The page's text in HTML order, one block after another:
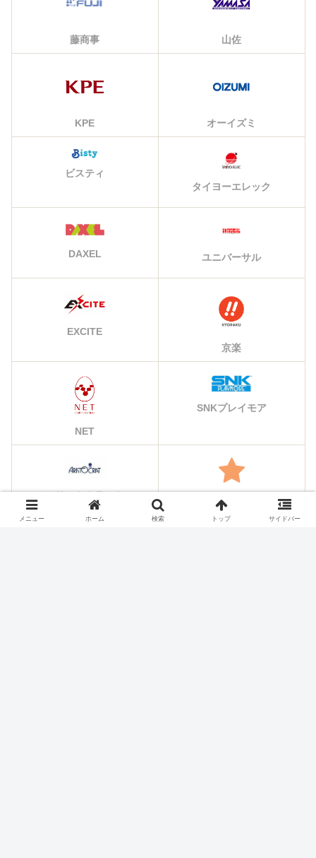
藤商事 山佐
KPE オーイズミ
ビスティ
タイヨーエレック
DAXEL ユニバーサル
EXCITE
京楽
NET
SNKプレイモア
アリストクラート その他のメーカー
メニュー ホーム 検索 トップ サイドバー